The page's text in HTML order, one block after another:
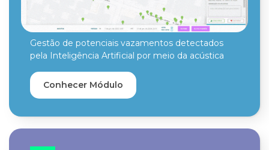
Gestão de potenciais vazamentos detectados
pela Inteligência Artificial por meio da acústica
Conhecer Módulo